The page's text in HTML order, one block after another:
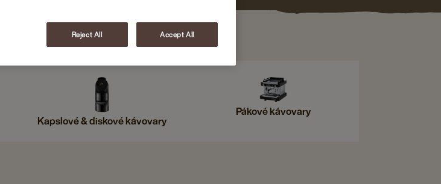
Kapslové & diskové kávovary
Pákové kávovary
Reject All Accept All